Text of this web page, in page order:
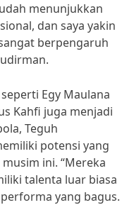
menunjukkan
dan saya yakin
berpengaruh
Egy Maulana
Kahfi juga menjadi
Teguh
potensi yang
ini. “Mereka
talenta luar biasa
yang bagus.